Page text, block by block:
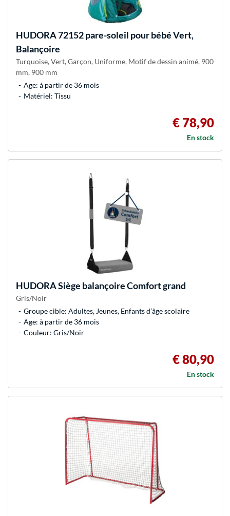
HUDORA72152 pare-soleil pour bébé Vert,
Balançoire
Turquoise, Vert, Garçon, Uniforme, Motif de dessin animé, 900
mm, 900 mm
Age: à partir de 36 mois
Matériel: Tissu
€ 78,90
En stock
HUDORASiège balançoire Comfort grand
Gris/Noir
Groupe cible: Adultes, Jeunes, Enfants d’âge scolaire
Age: à partir de 36 mois
Couleur: Gris/Noir
€ 80,90
En stock